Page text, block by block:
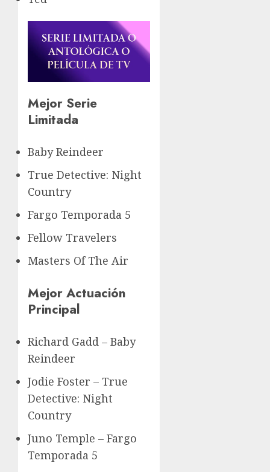
Mejor Serie
Limitada
Baby Reindeer
True Detective: Night
Country
Fargo Temporada 5
Fellow Travelers
Masters Of The Air
Mejor Actuación
Principal
Richard Gadd – Baby
Reindeer
Jodie Foster – True
Detective: Night
Country
Juno Temple – Fargo
Temporada 5